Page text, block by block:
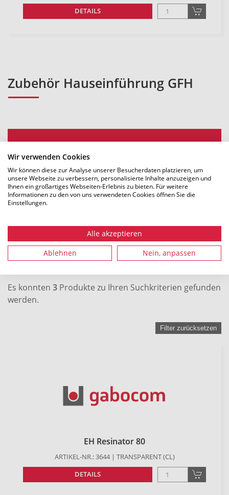
Wir verwenden Cookies
Wir können diese zur Analyse unserer Besucherdaten platzieren, um
unsere Webseite zu verbessern, personalisierte Inhalte anzuzeigen und
Ihnen ein großartiges Webseiten-Erlebnis zu bieten. Für weitere
Informationen zu den von uns verwendeten Cookies öffnen Sie die
Einstellungen.
Alle akzeptieren
Ablehnen Nein, anpassen
DETAILS
Zubehör Hauseinführung GFH
PRODUKTNAME | ARTIKELNUMMER EINGEBEN:
SUCHEN
Es konnten 3 Produkte zu Ihren Suchkriterien gefunden
werden.
Filter zurücksetzen
EH Resinator 80
ARTIKEL-NR.: 3644 | TRANSPARENT (CL)
DETAILS